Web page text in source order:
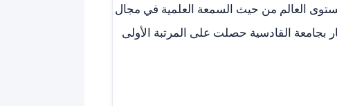
منه ترشيح افضل 15 جامعة على مستوى العالم من حيث السمعة العلمية في مجال
بجامعة القادسية حصلت على المرتبة الأولى